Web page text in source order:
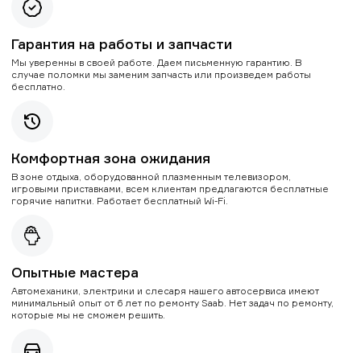
Гарантия на работы и запчасти
Мы уверенны в своей работе. Даем письменную гарантию. В
случае поломки мы заменим запчасть или произведем работы
бесплатно.
Комфортная зона ожидания
В зоне отдыха, оборудованной плазменным телевизором,
игровыми приставками, всем клиентам предлагаются бесплатные
горячие напитки. Работает бесплатный Wi-Fi.
Опытные мастера
Автомеханики, электрики и слесаря нашего автосервиса имеют
минимальный опыт от 6 лет по ремонту Saab. Нет задач по ремонту,
которые мы не сможем решить.